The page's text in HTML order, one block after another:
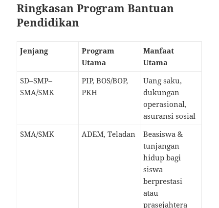
Ringkasan Program Bantuan
Pendidikan
Jenjang
Program
Utama
Manfaat
Utama
SD–SMP–
SMA/SMK
PIP, BOS/BOP,
PKH
Uang saku,
dukungan
operasional,
asuransi sosial
SMA/SMK
ADEM, Teladan
Beasiswa &
tunjangan
hidup bagi
siswa
berprestasi
atau
prasejahtera